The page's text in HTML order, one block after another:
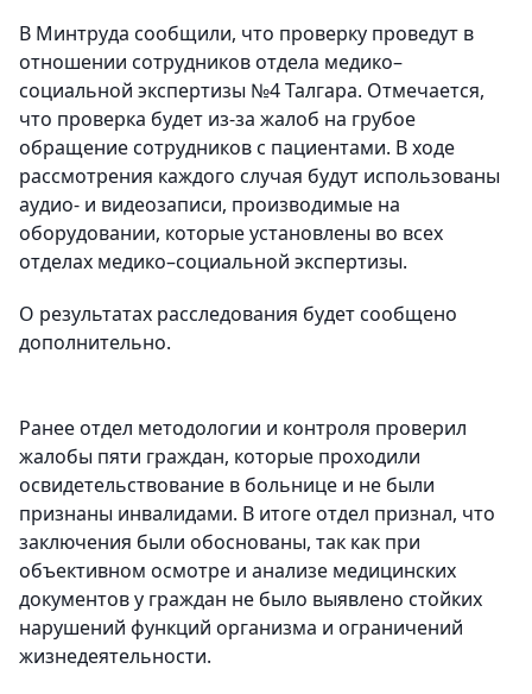
В Минтруда сообщили, что проверку проведут в
отношении сотрудников отдела медико–
социальной экспертизы №4 Талгара. Отмечается,
что проверка будет из-за жалоб на грубое
обращение сотрудников с пациентами. В ходе
рассмотрения каждого случая будут использованы
аудио- и видеозаписи, производимые на
оборудовании, которые установлены во всех
отделах медико–социальной экспертизы.
О результатах расследования будет сообщено
дополнительно.
Ранее отдел методологии и контроля проверил
жалобы пяти граждан, которые проходили
освидетельствование в больнице и не были
признаны инвалидами. В итоге отдел признал, что
заключения были обоснованы, так как при
объективном осмотре и анализе медицинских
документов у граждан не было выявлено стойких
нарушений функций организма и ограничений
жизнедеятельности.